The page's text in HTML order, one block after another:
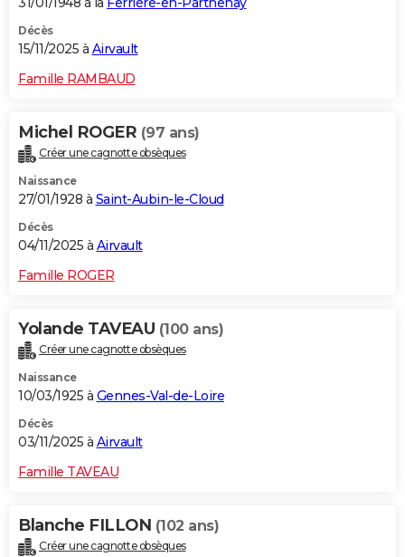
Décès
15/11/2025 à Airvault
Famille RAMBAUD
Michel ROGER (97 ans)
Créer une cagnotte obsèques
Naissance
27/01/1928 à Saint-Aubin-le-Cloud
Décès
04/11/2025 à Airvault
Famille ROGER
Yolande TAVEAU (100 ans)
Créer une cagnotte obsèques
Naissance
10/03/1925 à Gennes-Val-de-Loire
Décès
03/11/2025 à Airvault
Famille TAVEAU
Blanche FILLON (102 ans)
Créer une cagnotte obsèques